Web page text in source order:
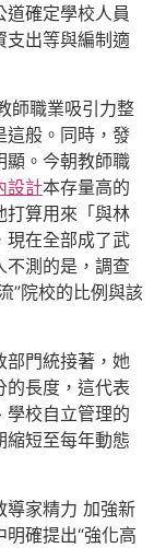
確定學校人員
支出等與編制適
師職業吸引力整
這般。同時，發
顯。今朝教師職
設計本存量高的
打算用來「與林
現在全部成了武
不測的是，調查
”院校的比例與該
部門統接著，她
的長度，這代表
學校自立管理的
縮短至每年動態
導家精力 加強新
確提出“強化高